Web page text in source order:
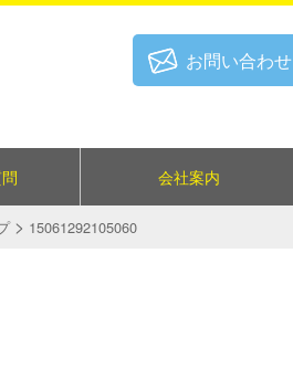
お問い合わせ
会社案内
> 15061292105060